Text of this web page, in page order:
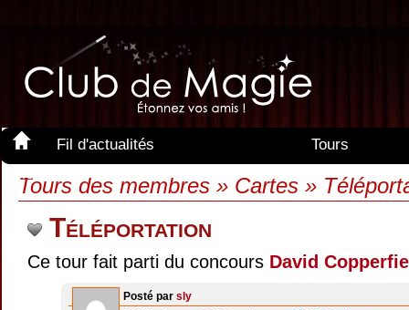
Fil d'actualités
Tours
Membres
Tours des membres » Cartes »
Téléportation
Ce tour fait parti du concours David
Posté par sly